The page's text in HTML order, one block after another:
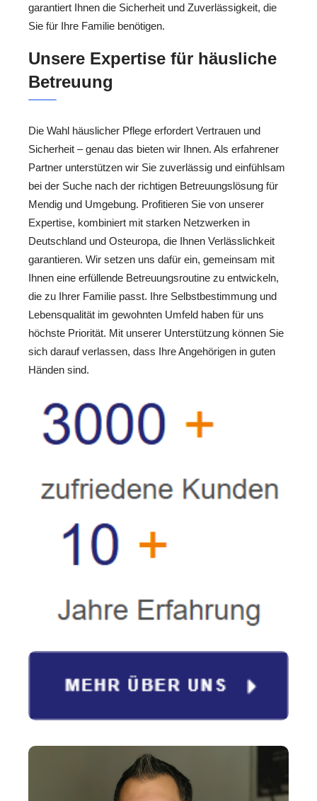
garantiert Ihnen die Sicherheit und Zuverlässigkeit, die
Sie für Ihre Familie benötigen.
Unsere Expertise für häusliche
Betreuung
Die Wahl häuslicher Pflege erfordert Vertrauen und
Sicherheit – genau das bieten wir Ihnen. Als erfahrener
Partner unterstützen wir Sie zuverlässig und einfühlsam
bei der Suche nach der richtigen Betreuungslösung für
Mendig und Umgebung. Profitieren Sie von unserer
Expertise, kombiniert mit starken Netzwerken in
Deutschland und Osteuropa, die Ihnen Verlässlichkeit
garantieren. Wir setzen uns dafür ein, gemeinsam mit
Ihnen eine erfüllende Betreuungsroutine zu entwickeln,
die zu Ihrer Familie passt. Ihre Selbstbestimmung und
Lebensqualität im gewohnten Umfeld haben für uns
höchste Priorität. Mit unserer Unterstützung können Sie
sich darauf verlassen, dass Ihre Angehörigen in guten
Händen sind.